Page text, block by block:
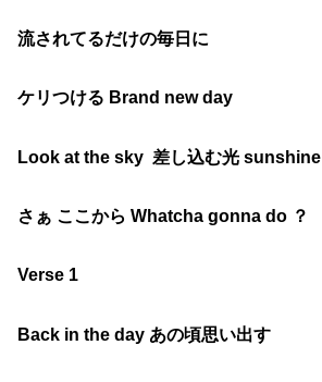
流されてるだけの毎日に
ケリつける Brand new day
Look at the sky 差し込む光 sunshine
さぁ ここから Whatcha gonna do ？
Verse 1
Back in the day あの頃思い出す